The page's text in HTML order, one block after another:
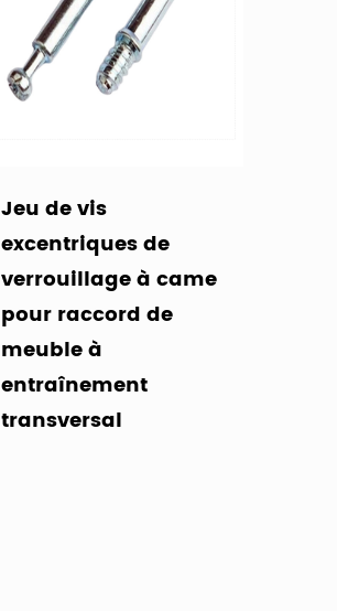
Jeu de vis
excentriques de
verrouillage à came
pour raccord de
meuble à
entraînement
transversal